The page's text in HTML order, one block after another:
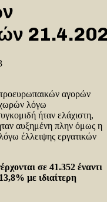
αγορών
λόγω
ήταν ελάχιστη,
αυξημένη πλην όμως η
έλλειψης εργατικών
σε 41.352 έναντι
με ιδιαίτερη